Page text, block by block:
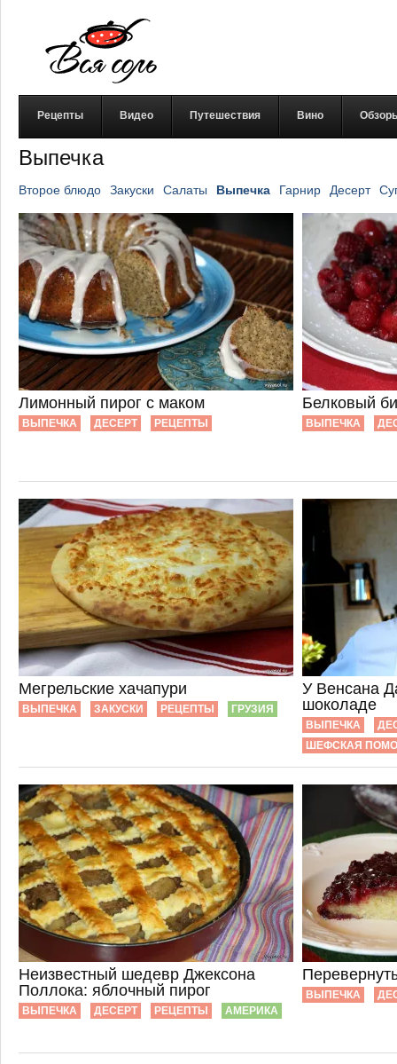
Рецепты Видео Путешествия Вино
Выпечка
Второе блюдо Закуски Салаты Выпечка Гарнир Десерт
Лимонный пирог с маком
ВЫПЕЧКА ДЕСЕРТ РЕЦЕПТЫ
Белковый
ВЫПЕЧКА
Мегрельские хачапури
ВЫПЕЧКА ЗАКУСКИ РЕЦЕПТЫ ГРУЗИЯ
У Венсана
шоколаде
ВЫПЕЧКА
ШЕФСКАЯ
Неизвестный шедевр Джексона
Поллока: яблочный пирог
ВЫПЕЧКА ДЕСЕРТ РЕЦЕПТЫ АМЕРИКА
ВЫПЕЧКА